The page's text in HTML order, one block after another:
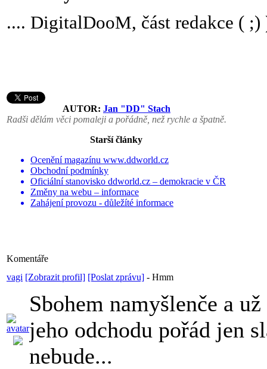
.... DigitalDooM, část redakce (
AUTOR: Jan "DD" Stach
Radši dělám věci pomaleji a pořádně, než rychle a špatně.
Starší články
Ocenění magazínu www.ddworld.cz
Obchodní podmínky
Oficiální stanovisko ddworld.cz – demokracie v ČR
Změny na webu – informace
Zahájení provozu - důležíté informace
Komentáře
vagi [Zobrazit profil] [Poslat zprávu] - Hmm
Sbohem namyšlenče a
jeho odchodu pořád jen
nebude...